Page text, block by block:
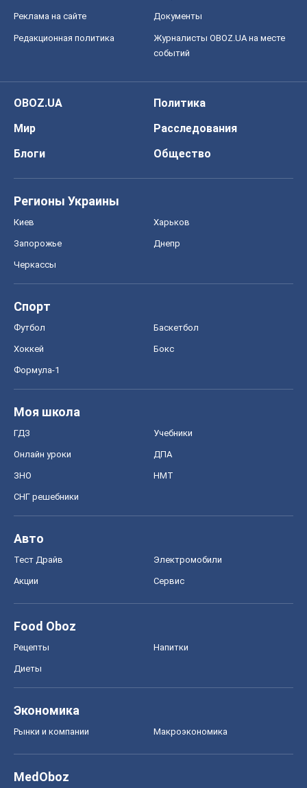
Реклама на сайте Документы
Редакционная политика
Журналисты OBOZ.UA на месте
событий
OBOZ.UA
Политика
Мир
Расследования
Блоги
Общество
Регионы Украины
Киев Харьков
Запорожье Днепр
Черкассы
Спорт
Футбол Баскетбол
Хоккей Бокс
Формула-1
Моя школа
ГДЗ Учебники
Онлайн уроки ДПА
ЗНО НМТ
СНГ решебники
Авто
Тест Драйв Электромобили
Акции Сервис
Food Oboz
Рецепты Напитки
Диеты
Экономика
Рынки и компании Mакроэкономика
MedOboz